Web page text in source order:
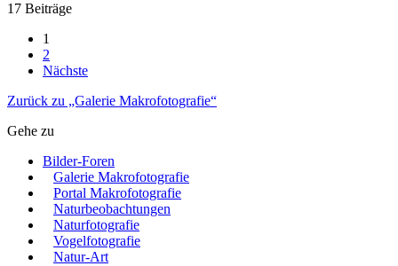
17 Beiträge
1
2
Nächste
Zurück zu „Galerie Makrofotografie“
Gehe zu
Bilder-Foren
Galerie Makrofotografie
Portal Makrofotografie
Naturbeobachtungen
Naturfotografie
Vogelfotografie
Natur-Art